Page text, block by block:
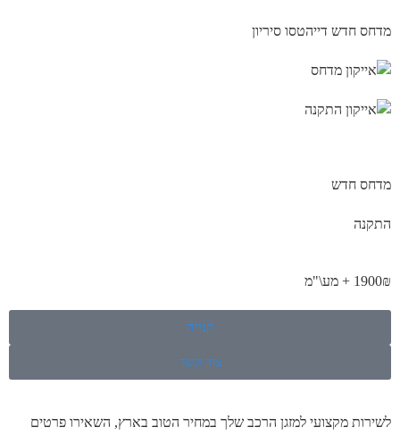
מדחס חדש דייהטסו סיריון
מדחס חדש
התקנה
1900₪ + מע\"מ
קנייה
צור קשר
לשירות מקצועי למזגן הרכב שלך במחיר הטוב בארץ, השאירו פרטים